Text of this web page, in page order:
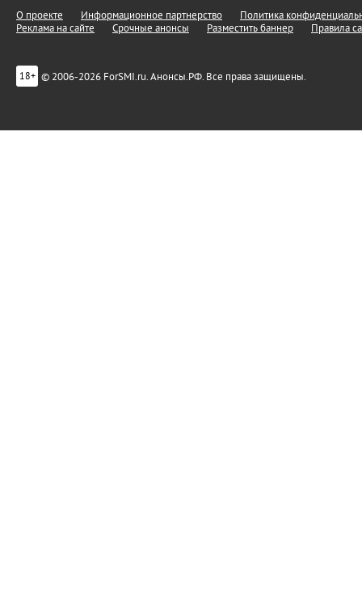
О проекте Информационное партнерство
Политика
Реклама на сайте
Срочные анонсы Разместить баннер Правила
18+ © 2006-2026 ForSMI.ru. Анонсы.РФ. Все права защищены.